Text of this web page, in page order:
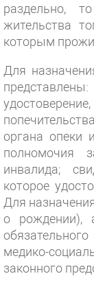
раздельно,
жительства
которым
Для
органа опеки
полномочия
инвалида;
которое
Для
о рождении),
медико-
законного